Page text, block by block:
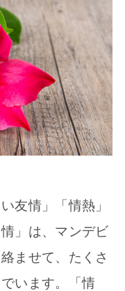
友情」「情熱」
」は、マンデビ
ませて、たくさ
います。「情